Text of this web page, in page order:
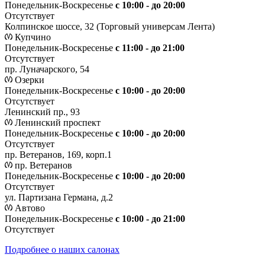
Понедельник-Воскресенье с 10:00 - до 20:00
Отсутствует
Колпинское шоссе, 32 (Торговый универсам Лента)
Купчино
Понедельник-Воскресенье с 11:00 - до 21:00
Отсутствует
пр. Луначарского, 54
Озерки
Понедельник-Воскресенье с 10:00 - до 20:00
Отсутствует
Ленинский пр., 93
Ленинский проспект
Понедельник-Воскресенье с 10:00 - до 20:00
Отсутствует
пр. Ветеранов, 169, корп.1
пр. Ветеранов
Понедельник-Воскресенье с 10:00 - до 20:00
Отсутствует
ул. Партизана Германа, д.2
Автово
Понедельник-Воскресенье с 10:00 - до 21:00
Отсутствует
Подробнее о наших салонах